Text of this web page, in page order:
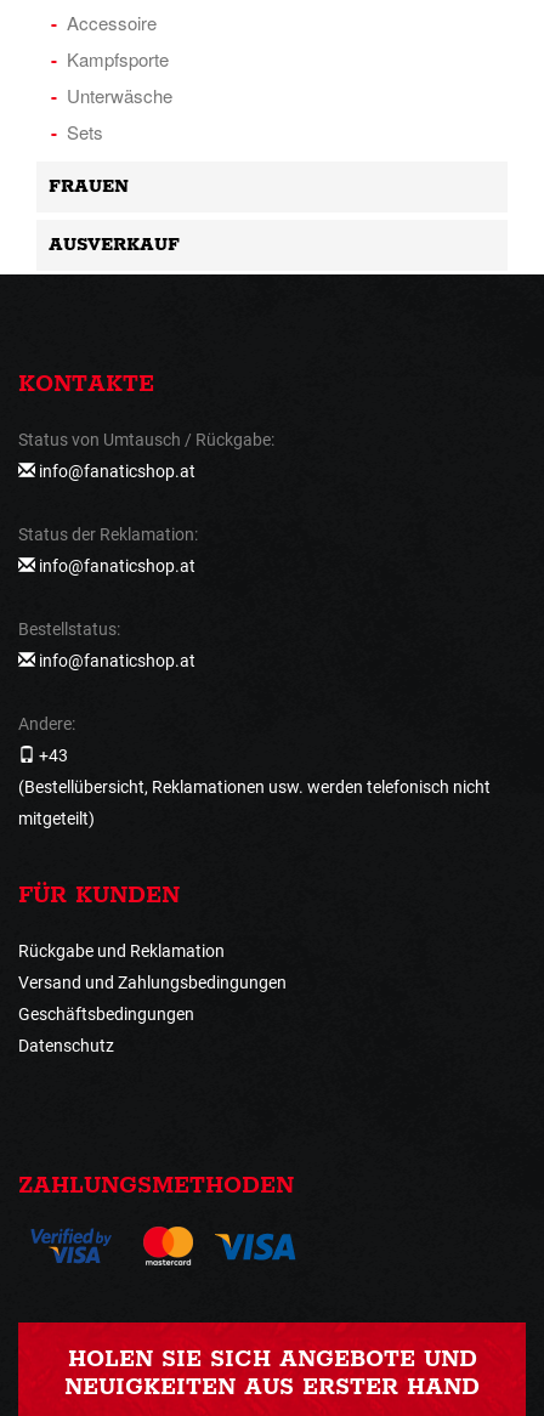
Accessoire
Kampfsporte
Unterwäsche
Sets
FRAUEN
AUSVERKAUF
KONTAKTE
Status von Umtausch / Rückgabe:
info@fanaticshop.at
Status der Reklamation:
info@fanaticshop.at
Bestellstatus:
info@fanaticshop.at
Andere:
+43
(Bestellübersicht, Reklamationen usw. werden telefonisch nicht
mitgeteilt)
FÜR KUNDEN
Rückgabe und Reklamation
Versand und Zahlungsbedingungen
Geschäftsbedingungen
Datenschutz
ZAHLUNGSMETHODEN
HOLEN SIE SICH ANGEBOTE UND
NEUIGKEITEN AUS ERSTER HAND